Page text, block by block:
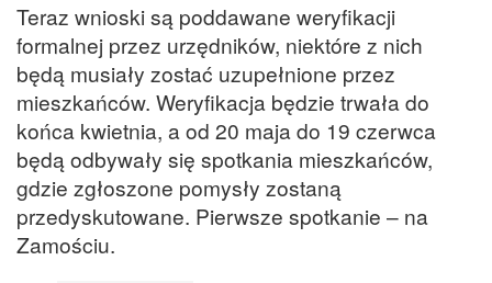
Teraz wnioski są poddawane weryfikacji
formalnej przez urzędników, niektóre z nich
będą musiały zostać uzupełnione przez
mieszkańców. Weryfikacja będzie trwała do
końca kwietnia, a od 20 maja do 19 czerwca
będą odbywały się spotkania mieszkańców,
gdzie zgłoszone pomysły zostaną
przedyskutowane. Pierwsze spotkanie – na
Zamościu.